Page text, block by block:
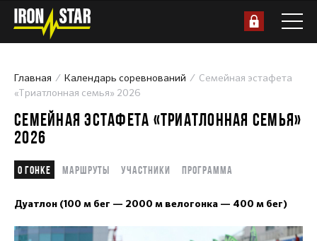
Главная Календарь соревнований
Семейная эстафета
«Триатлонная семья» 2026
СЕМЕЙНАЯ ЭСТАФЕТА «ТРИАТЛОННАЯ СЕМЬЯ»
2026
О гонке Маршруты Участники Программа
Дуатлон (100 м бег — 2000 м велогонка — 400 м бег)